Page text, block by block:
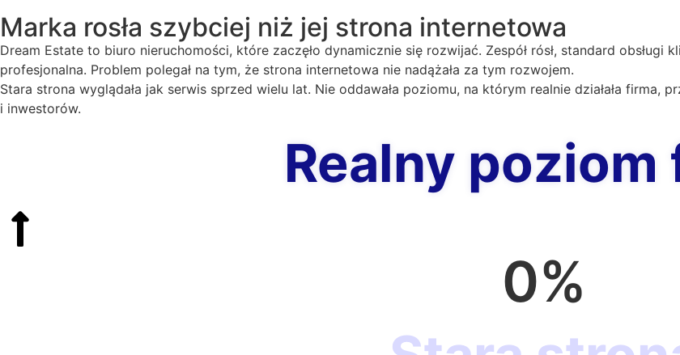
Marka rosła szybciej niż jej strona internetowa
Dream Estate to biuro nieruchomości, które zaczęło dynamicznie się rozwijać. Zespół rósł, standard obsługi
profesjonalna. Problem polegał na tym, że strona internetowa nie nadążała za tym rozwojem.
Stara strona wyglądała jak serwis sprzed wielu lat. Nie oddawała poziomu, na którym realnie działała firma,
i inwestorów.
Realny poziom
0%